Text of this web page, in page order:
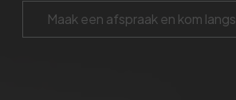
Maak een afspraak en kom langs